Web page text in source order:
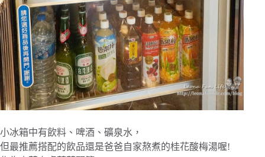
小冰箱中有飲料、啤酒、礦泉水，
但最推薦搭配的飲品還是爸爸自家熬煮的桂花酸梅湯喔!